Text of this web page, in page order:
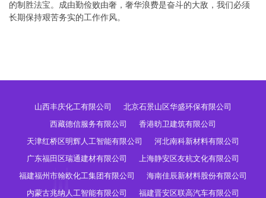
的制胜法宝。成由勤俭败由奢，奢华浪费是奋斗的大敌，我们必须
长期保持艰苦务实的工作作风。
山西丰庆化工有限公司
北京石景山区华盛环保有限公司
西藏德信服务有限公司
香港昉卫建筑有限公司
天津红桥区明辉人工智能有限公司
河北南科新材料有限公司
广东福田区瑞通建材有限公司
上海静安区友杭文化有限公司
福建福州市翰欧化工集团有限公司
海南佳辰新材料股份有限公司
内蒙古兆纳人工智能有限公司
福建晋安区联高汽车有限公司